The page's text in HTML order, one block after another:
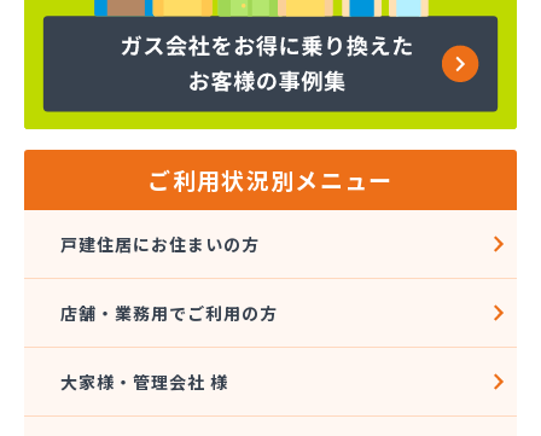
株式会社コープエナジー 足利営業所
株式会社コボリ・ガス
株式会社サイサン 宇都宮営業所
株式会社サイサン 今市営業所
株式会社サイサン 湯西川営業所
株式会社サイサン 物流管理
株式会社スガマタ
株式会社スミスケ
ご利用状況別メニュー
戸建住居にお住まいの方
店舗・業務用でご利用の方
大家様・管理会社 様